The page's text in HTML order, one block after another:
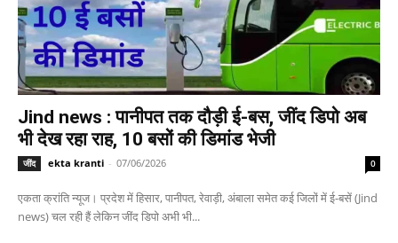
Jind news : पानीपत तक दौड़ी ई-बस, जींद डिपो अब
भी देख रहा राह, 10 बसों की डिमांड भेजी
जींद ekta kranti - 07/06/2026 0
एकता क्रांति न्यूज। प्रदेश में हिसार, पानीपत, रेवाड़ी, अंबाला समेत कई जिलों में ई-बसें (Jind
news) चल रही हैं लेकिन जींद डिपो अभी भी...